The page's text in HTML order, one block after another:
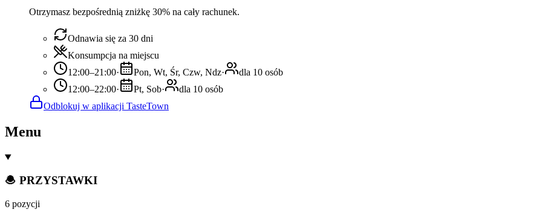
Otrzymasz bezpośrednią zniżkę 30% na cały rachunek.
Odnawia się za 30 dni
Konsumpcja na miejscu
12:00–21:00· Pon, Wt, Śr, Czw, Ndz·
dla 10 osób
12:00–22:00· Pt, Sob·
dla 10 osób
Odblokuj w aplikacji TasteTown
Menu
🧆 PRZYSTAWKI
6 pozycji